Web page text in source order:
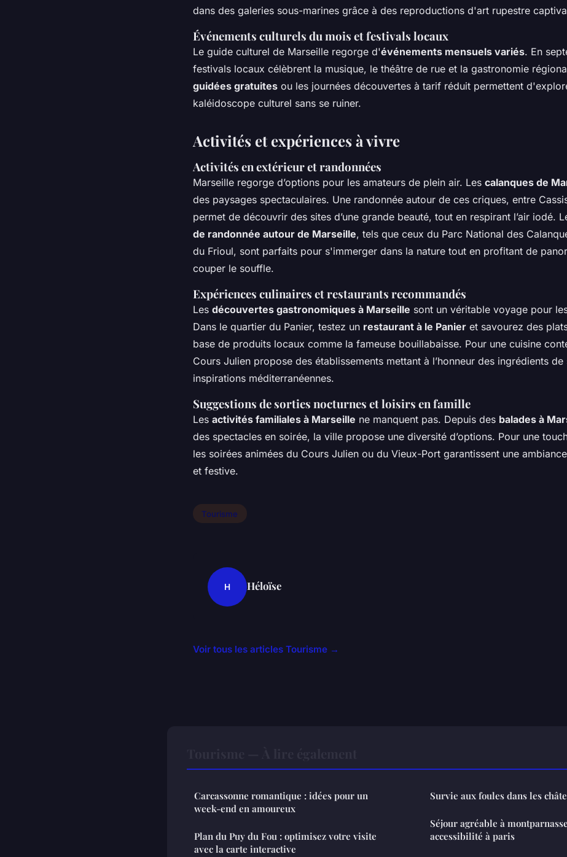
dans des galeries sous-marines grâce à des reproductions d'art rupestre
Événements culturels du mois et festivals locaux
Le guide culturel de Marseille regorge d'événements mensuels variés. En
festivals locaux célèbrent la musique, le théâtre de rue et la gastronomie
guidées gratuites ou les journées découvertes à tarif réduit permettent
kaléidoscope culturel sans se ruiner.
Activités et expériences à vivre
Activités en extérieur et randonnées
Marseille regorge d’options pour les amateurs de plein air. Les calanques de
des paysages spectaculaires. Une randonnée autour de ces criques, entre
permet de découvrir des sites d’une grande beauté, tout en respirant l’air iodé.
de randonnée autour de Marseille, tels que ceux du Parc National des
du Frioul, sont parfaits pour s'immerger dans la nature tout en profitant de
couper le souffle.
Expériences culinaires et restaurants recommandés
Les découvertes gastronomiques à Marseille sont un véritable voyage pour
Dans le quartier du Panier, testez un restaurant à le Panier et savourez des
base de produits locaux comme la fameuse bouillabaisse. Pour une cuisine
Cours Julien propose des établissements mettant à l’honneur des ingrédients
inspirations méditerranéennes.
Suggestions de sorties nocturnes et loisirs en famille
Les activités familiales à Marseille ne manquent pas. Depuis des balades à
des spectacles en soirée, la ville propose une diversité d’options. Pour une
les soirées animées du Cours Julien ou du Vieux-Port garantissent une
et festive.
Tourisme
H Héloïse
Voir tous les articles Tourisme →
Carcassonne romantique : idées pour un
week-end en amoureux
Plan du Puy du Fou : optimisez votre visite
avec la carte interactive
Survie aux foules dans les
Séjour agréable à
accessibilité à paris